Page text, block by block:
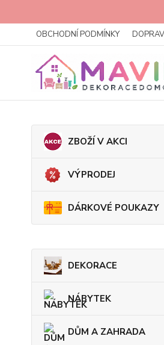
OBCHODNÍ PODMÍNKY
ZBOŽÍ V AKCI
VÝPRODEJ
DÁRKOVÉ POUKAZY
DEKORACE
NÁBYTEK
DŮM A ZAHRADA